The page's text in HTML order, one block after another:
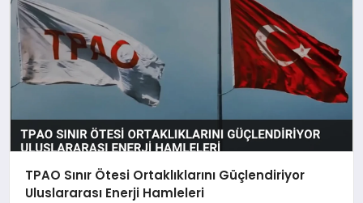
TPAO Sınır Ötesi Ortaklıklarını Güçlendiriyor
Uluslararası Enerji Hamleleri